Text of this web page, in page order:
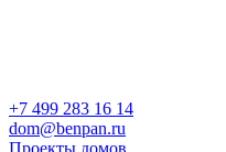
+7 499 283 16 14
dom@benpan.ru
Проекты домов